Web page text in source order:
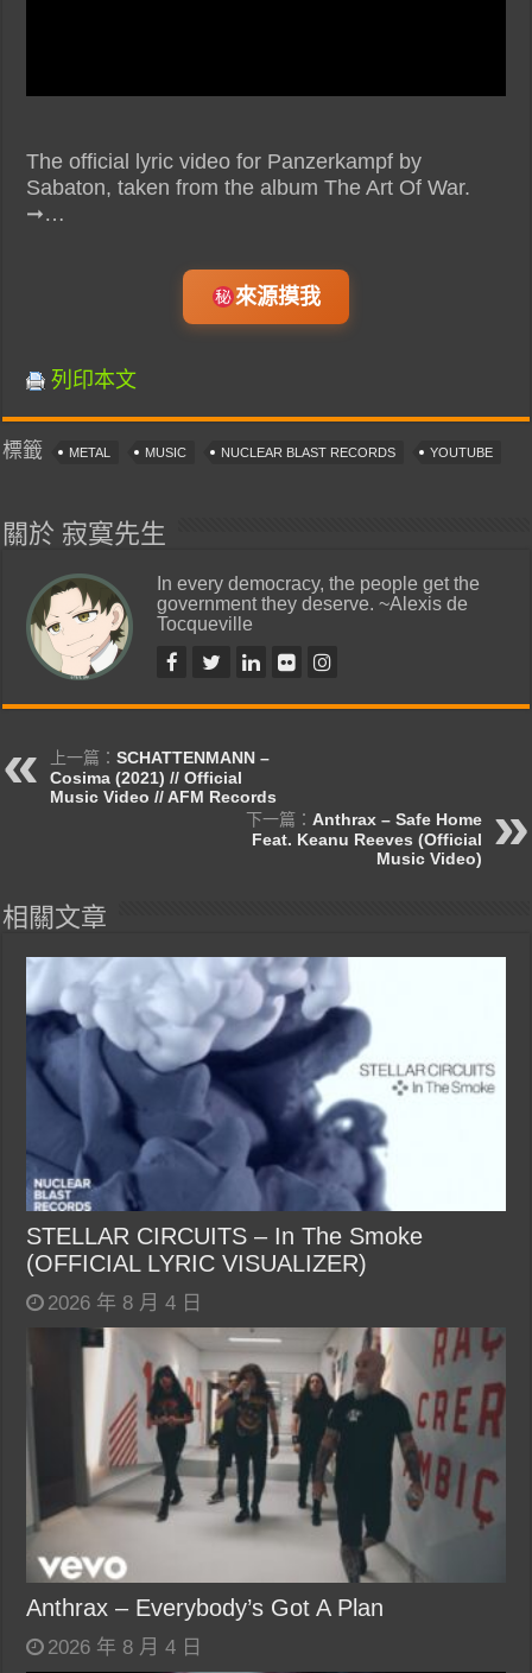
The official lyric video for Panzerkampf by
Sabaton, taken from the album The Art Of War.
➞…
來源摸我
列印本文
標籤 METAL MUSIC NUCLEAR BLAST RECORDS YOUTUBE
關於 寂寞先生
In every democracy, the people get the
government they deserve. ~Alexis de
Tocqueville
上一篇：SCHATTENMANN –
Cosima (2021) // Official
Music Video // AFM Records
下一篇： Anthrax – Safe Home
Feat. Keanu Reeves (Official
Music Video)
相關文章
STELLAR CIRCUITS – In The Smoke
(OFFICIAL LYRIC VISUALIZER)
2026 年 8 月 4 日
Anthrax – Everybody’s Got A Plan
2026 年 8 月 4 日